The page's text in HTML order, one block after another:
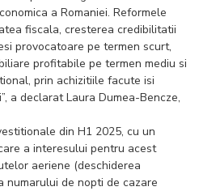
a Romaniei. Reformele
fiscala, cresterea credibilitatii
provocatoare pe termen scurt,
profitabile pe termen mediu si
prin achizitiile facute isi
a declarat Laura Dumea-Bencze,
din H1 2025, cu un
a interesului pentru acest
aeriene (deschiderea
numarului de nopti de cazare